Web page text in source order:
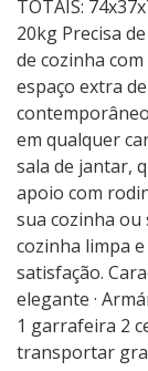
TOTAIS:
20kg Precisa
de cozinha
espaço extra
em qualquer
sala de jantar,
apoio com
sua cozinha ou
cozinha limpa
satisfação.
elegante ·
1 garrafeira 2
transportar